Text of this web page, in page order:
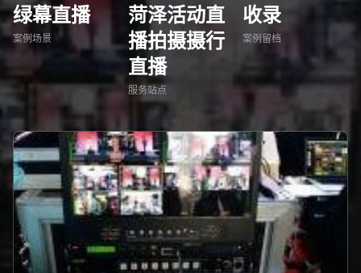
绿幕直播
案例场景
菏泽活动直
播拍摄摄行
直播
服务站点
收录
案例留档